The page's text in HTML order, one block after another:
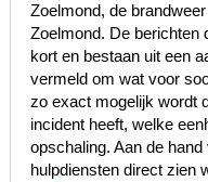
Zoelmond, de
Zoelmond. De berichten
kort en bestaan uit een
vermeld om wat voor
zo exact mogelijk wordt
incident heeft, welke
opschaling. Aan de
hulpdiensten direct zien